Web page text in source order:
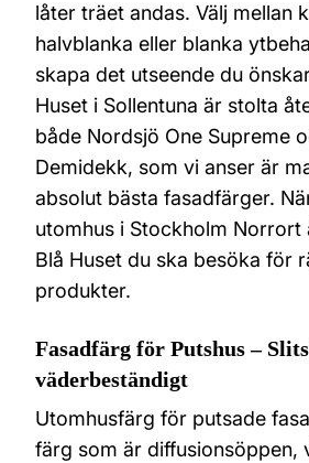
låter träet andas. Välj mellan
halvblanka eller blanka
skapa det utseende du
Huset i Sollentuna är stolta
både Nordsjö One Supreme
Demidekk, som vi anser är
absolut bästa fasadfärger.
utomhus i Stockholm Norrort
Blå Huset du ska besöka för
produkter.
Fasadfärg för Putshus –
väderbeständigt
Utomhusfärg för putsade
färg som är diffusionsöppen,